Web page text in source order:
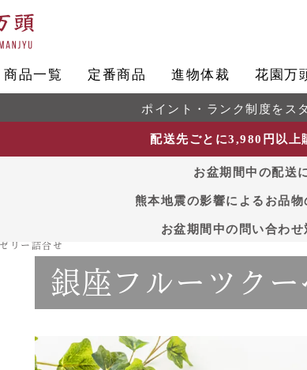
商品一覧 定番商品 進物体裁 花園万
ポイント・ランク制度をス
配送先ごとに3,980円以上
お盆期間中の配送
熊本地震の影響によるお品
お盆期間中の問い合わせ
リー詰合せ
銀座フルーツク
ー詰合せ